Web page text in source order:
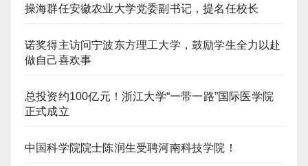
操海群任安徽农业大学党委副书记，提名任校长
诺奖得主访问宁波东方理工大学，鼓励学生全力以赴
做自己喜欢事
总投资约100亿元！浙江大学“一带一路”国际医学院
正式成立
中国科学院院士陈润生受聘河南科技学院！